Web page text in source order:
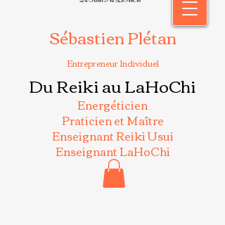
Sébastien Plétan
Entrepreneur Individuel
Du Reiki au LaHoChi
Energéticien
Praticien et Maître
Enseignant Reiki Usui
Enseignant LaHoChi